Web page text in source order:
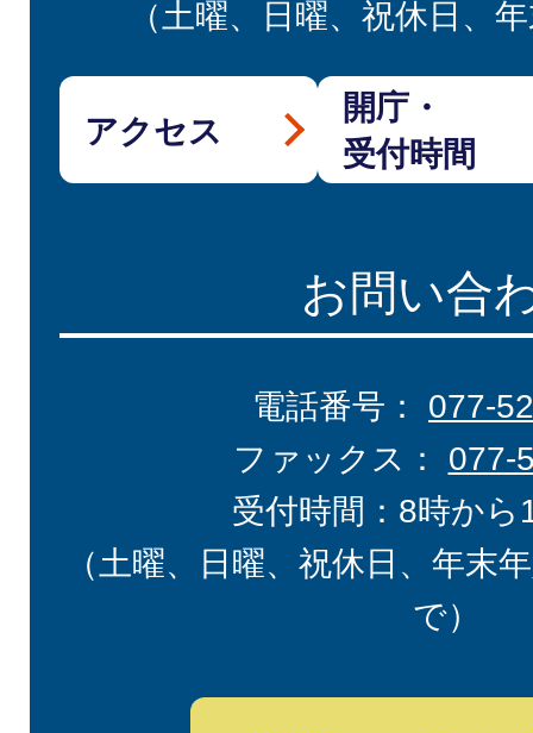
（土曜、日曜、祝休日、
アクセス
開庁・
受付時間
お問い合
電話番号： 077-
ファックス： 077-
受付時間：8時から
（土曜、日曜、祝休日、年末
で）